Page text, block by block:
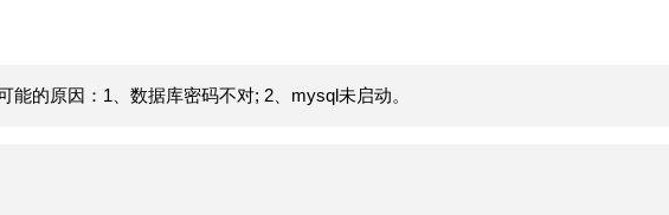
的原因：1、数据库密码不对; 2、mysql未启动。